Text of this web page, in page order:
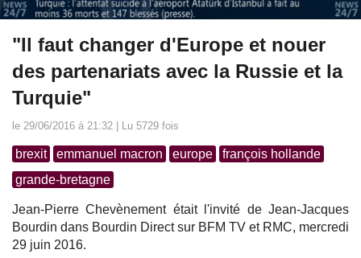
"Il faut changer d'Europe et nouer
des partenariats avec la Russie et la
Turquie"
le 29/06/2016 à 21:32 | Lu 5729 fois
brexit emmanuel macron europe
françois hollande
grande-bretagne
Jean-Pierre Chevènement était l'invité de Jean-Jacques
Bourdin dans Bourdin Direct sur BFM TV et RMC, mercredi
29 juin 2016.